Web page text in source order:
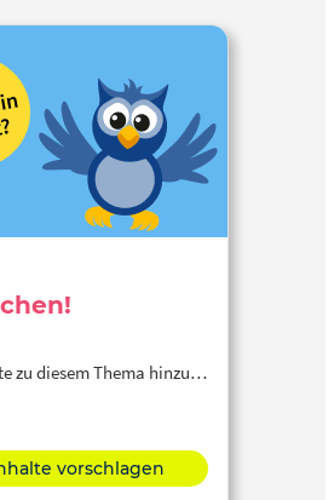
zu diesem Thema hinzu…
vorschlagen